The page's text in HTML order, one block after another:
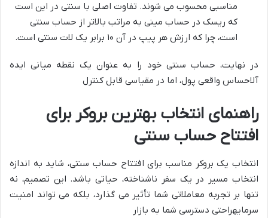
مناسبی محسوب می شوند. تفاوت اصلی با سنتی در این است
که ریسک در حساب مینی به مراتب بالاتر از حساب سنتی
است، چرا که ارزش هر پیپ در آن ۱۰ برابر یک لات سنتی است.
در نهایت، حساب سنتی خود را به عنوان یک نقطه میانی ایده
آلاحساس واقعی پول، اما در مقیاسی قابل کنترل
راهنمای انتخاب بهترین بروکر برای
افتتاح حساب سنتی
انتخاب یک بروکر مناسب برای افتتاح حساب سنتی، شاید به اندازه
انتخاب مسیر در یک سفر ناشناخته، حیاتی باشد. این تصمیم، نه
تنها بر تجربه معاملاتی شما تأثیر می گذارد، بلکه می تواند امنیت
سرمایهراحتی دسترسی شما به بازار